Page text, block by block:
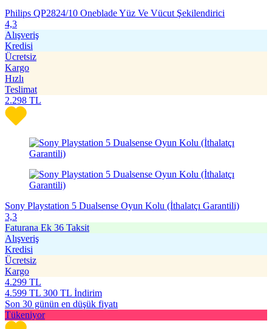
Philips QP2824/10 Oneblade Yüz Ve Vücut Şekilendirici
4,3
Alışveriş
Kredisi
Ücretsiz
Kargo
Hızlı
Teslimat
2.298 TL
Sony Playstation 5 Dualsense Oyun Kolu (İthalatçı Garantili)
3,3
Faturana Ek 36 Taksit
Alışveriş
Kredisi
Ücretsiz
Kargo
4.299 TL
4.599 TL 300 TL İndirim
Son 30 günün en düşük fiyatı
Tükeniyor